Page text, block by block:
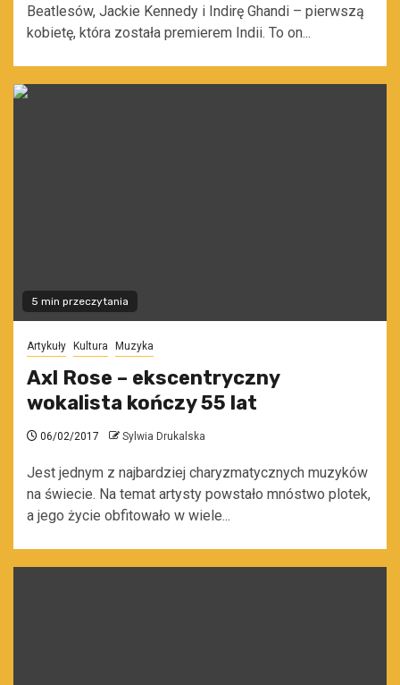
Beatlesów, Jackie Kennedy i Indirę Ghandi – pierwszą
kobietę, która została premierem Indii. To on...
5 min przeczytania
Artykuły Kultura Muzyka
Axl Rose – ekscentryczny
wokalista kończy 55 lat
06/02/2017 Sylwia Drukalska
Jest jednym z najbardziej charyzmatycznych muzyków
na świecie. Na temat artysty powstało mnóstwo plotek,
a jego życie obfitowało w wiele...